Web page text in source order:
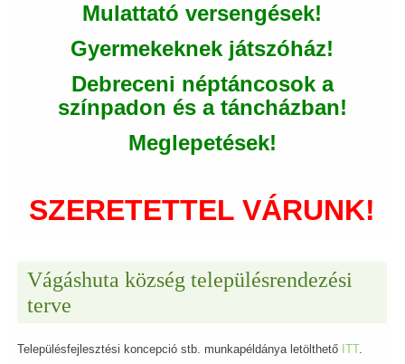
Mulattató versengések!
Gyermekeknek játszóház!
Debreceni néptáncosok a
színpadon és a táncházban!
Meglepetések!
SZERETETTEL VÁRUNK!
Vágáshuta község településrendezési
terve
Településfejlesztési koncepció stb. munkapéldánya letölthető ITT.